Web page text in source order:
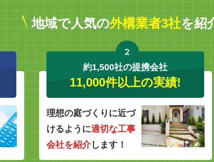
地域で人気の外構業者3社を紹
2
約1,500社の提携会社
11,000件以上の実績!
理想の庭づくりに近づ
けるように適切な工事
会社を紹介します！